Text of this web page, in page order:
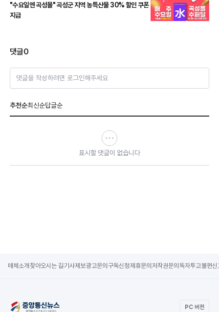
"수요일엔 곡성몰" 곡성군 지역 농특산물 30% 할인 쿠폰
지급
댓글0
댓글을 작성하려면 로그인해주세요
추천순최신순답글순
표시할 댓글이 없습니다
매체소개 찾아오시는 길기사제보광고문의 구독신청제휴문의 저작권문의 독자투고불편신
PC 버전